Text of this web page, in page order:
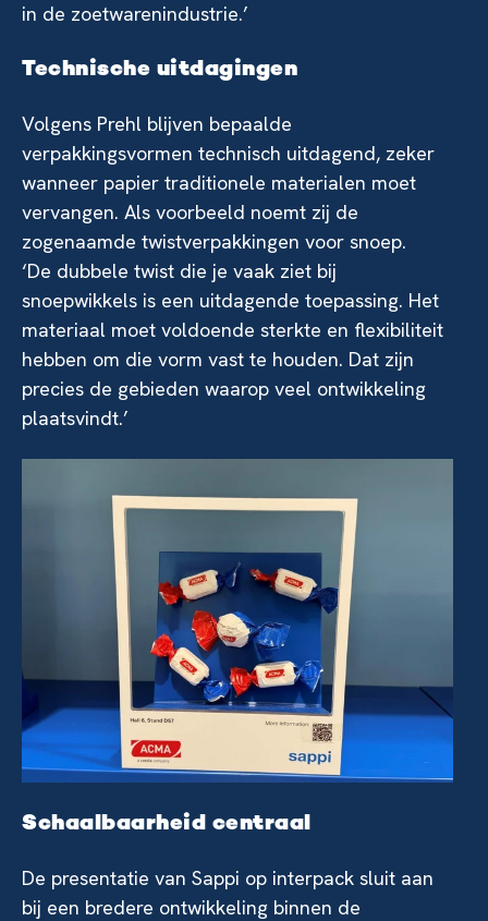
in de zoetwarenindustrie.’
Technische uitdagingen
Volgens Prehl blijven bepaalde
verpakkingsvormen technisch uitdagend, zeker
wanneer papier traditionele materialen moet
vervangen. Als voorbeeld noemt zij de
zogenaamde twistverpakkingen voor snoep.
‘De dubbele twist die je vaak ziet bij
snoepwikkels is een uitdagende toepassing. Het
materiaal moet voldoende sterkte en flexibiliteit
hebben om die vorm vast te houden. Dat zijn
precies de gebieden waarop veel ontwikkeling
plaatsvindt.’
Schaalbaarheid centraal
De presentatie van Sappi op interpack sluit aan
bij een bredere ontwikkeling binnen de